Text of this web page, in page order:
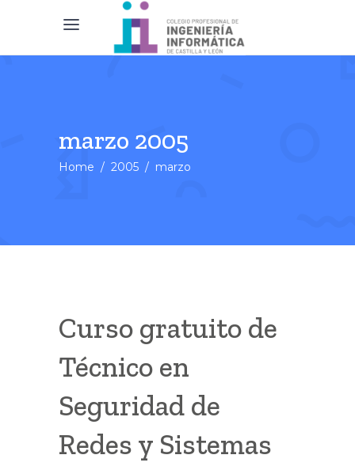
marzo 2005
Home / 2005 / marzo
Curso gratuito de
Técnico en
Seguridad de
Redes y Sistemas